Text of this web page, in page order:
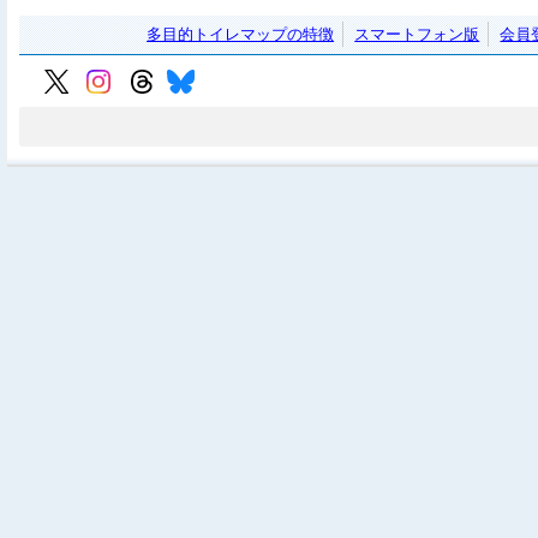
多目的トイレマップの特徴 スマートフォン版 会員